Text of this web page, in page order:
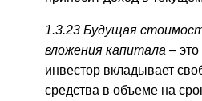
1.3.23 Будущая
вложения капитала – это
инвестор вкладывает
средства в объеме на